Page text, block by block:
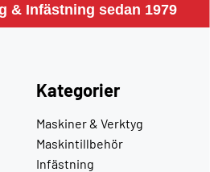
& Infästning sedan 1979
Kategorier
Maskiner & Verktyg
Maskintillbehör
Infästning